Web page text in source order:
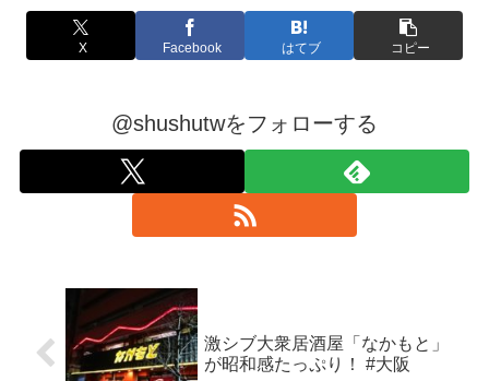
X Facebook はてブ コピー
@shushutwをフォローする
激シブ大衆居酒屋「なかもと」
が昭和感たっぷり！ #大阪